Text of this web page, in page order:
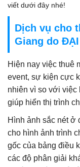
viết dưới đây nhé!
Dịch vụ cho
Giang do
Hiện nay việc thuê
event, sự kiện cực
nhiên vì so với việc
giúp hiển thị trình
Hình ảnh sắc nét ở
cho hình ảnh trình
gốc của bảng điều
các độ phân giải